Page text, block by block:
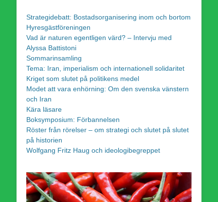
Strategidebatt: Bostadsorganisering inom och bortom
Hyresgästföreningen
Vad är naturen egentligen värd? – Intervju med
Alyssa Battistoni
Sommarinsamling
Tema: Iran, imperialism och internationell solidaritet
Kriget som slutet på politikens medel
Modet att vara enhörning: Om den svenska vänstern
och Iran
Kära läsare
Boksymposium: Förbannelsen
Röster från rörelser – om strategi och slutet på slutet
på historien
Wolfgang Fritz Haug och ideologibegreppet